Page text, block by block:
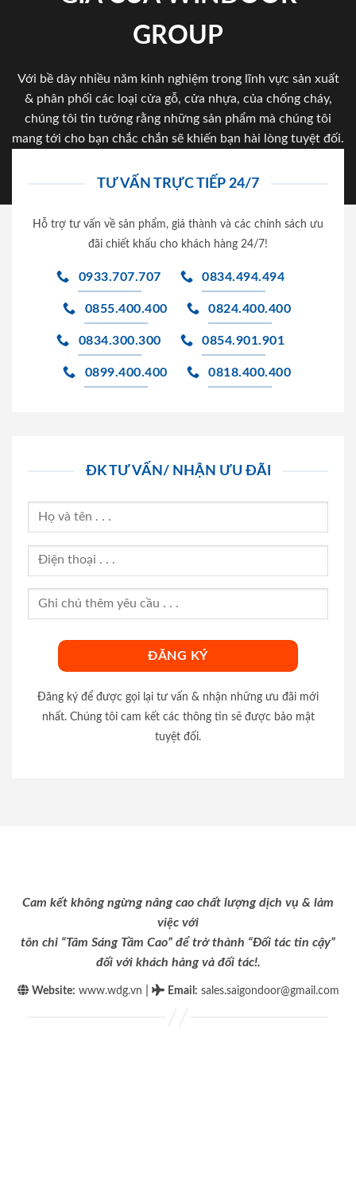
GROUP
Với bề dày nhiều năm kinh nghiệm trong lĩnh vực sản xuất
& phân phối các loại cửa gỗ, cửa nhựa, của chống cháy,
chúng tôi tin tưởng rằng những sản phẩm mà chúng tôi
mang tới cho bạn chắc chắn sẽ khiến bạn hài lòng tuyệt đối.
TƯ VẤN TRỰC TIẾP 24/7
Hỗ trợ tư vấn về sản phẩm, giá thành và các chính sách ưu
đãi chiết khấu cho khách hàng 24/7!
0933.707.707 0834.494.494
0855.400.400 0824.400.400
0834.300.300 0854.901.901
0899.400.400 0818.400.400
ĐK TƯ VẤN/ NHẬN ƯU ĐÃI
Đăng ký để được gọi lại tư vấn & nhận những ưu đãi mới
nhất. Chúng tôi cam kết các thông tin sẽ được bảo mật
tuyệt đối.
Cam kết không ngừng nâng cao chất lượng dịch vụ & làm
việc với
tôn chỉ “Tâm Sáng Tầm Cao” để trở thành “Đối tác tin cậy”
đối với khách hàng và đối tác!.
Website: www.wdg.vn Email : sales.saigondoor@gmail.com